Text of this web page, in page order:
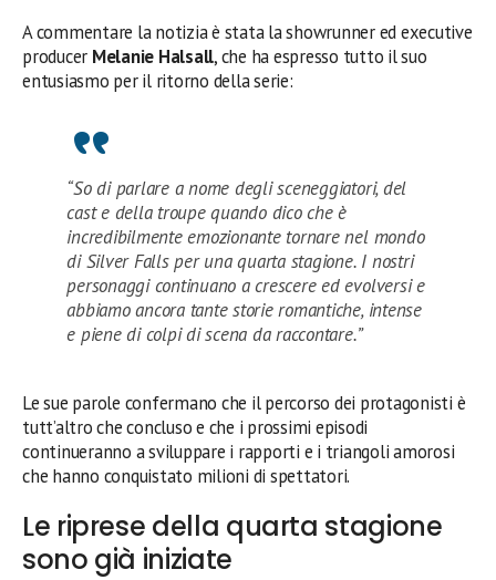
A commentare la notizia è stata la showrunner ed executive
producer Melanie Halsall, che ha espresso tutto il suo
entusiasmo per il ritorno della serie:
“So di parlare a nome degli sceneggiatori, del
cast e della troupe quando dico che è
incredibilmente emozionante tornare nel mondo
di Silver Falls per una quarta stagione. I nostri
personaggi continuano a crescere ed evolversi e
abbiamo ancora tante storie romantiche, intense
e piene di colpi di scena da raccontare.”
Le sue parole confermano che il percorso dei protagonisti è
tutt’altro che concluso e che i prossimi episodi
continueranno a sviluppare i rapporti e i triangoli amorosi
che hanno conquistato milioni di spettatori.
Le riprese della quarta stagione
sono già iniziate